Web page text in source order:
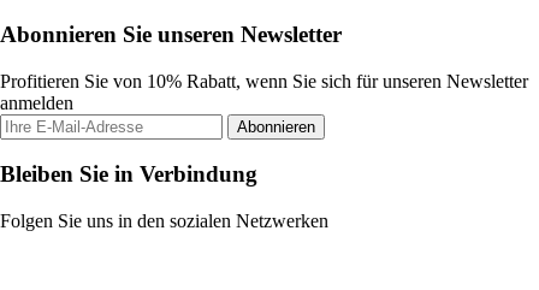
Abonnieren Sie unseren Newsletter
Profitieren Sie von 10% Rabatt, wenn Sie sich für unseren Newsletter
anmelden
Abonnieren
Bleiben Sie in Verbindung
Folgen Sie uns in den sozialen Netzwerken